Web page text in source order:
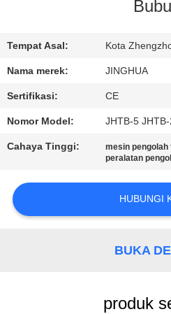
PABRIK
KONTROL
KUALITAS
KAMI
PENAWARAN
Tempat Asal: Kota
Nama merek: JINGHUA
Sertifikasi: CE
Nomor Model: JHTB-5
Cahaya Tinggi: mesin pengolah
peralatan
HUBUNGI
BUKA
produk